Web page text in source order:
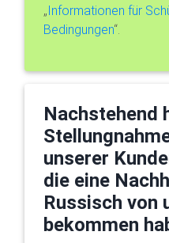
„Informationen für
Bedingungen“.
Nachstehend
unserer
die eine
Russisch von
bekommen